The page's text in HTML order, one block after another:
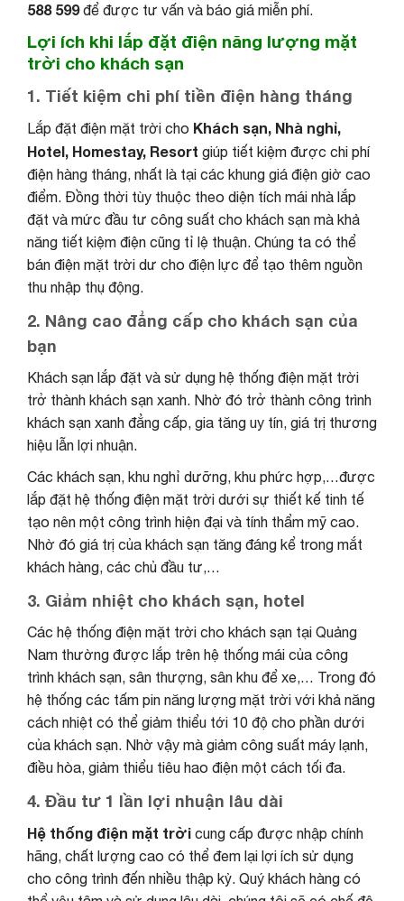
588 599để được tư vấn và báo giá miễn phí.
Lợi ích khi lắp đặt điện năng lượng mặt
trời cho khách sạn
1. Tiết kiệm chi phí tiền điện hàng tháng
Lắp đặt điện mặt trời cho Khách sạn, Nhà nghỉ,
Hotel, Homestay, Resort giúp tiết kiệm được chi phí
điện hàng tháng, nhất là tại các khung giá điện giờ cao
điểm. Đồng thời tùy thuộc theo diện tích mái nhà lắp
đặt và mức đầu tư công suất cho khách sạn mà khả
năng tiết kiệm điện cũng tỉ lệ thuận. Chúng ta có thể
bán điện mặt trời dư cho điện lực để tạo thêm nguồn
thu nhập thụ động.
2. Nâng cao đẳng cấp cho khách sạn của
bạn
Khách sạn lắp đặt và sử dụng hệ thống điện mặt trời
trở thành khách sạn xanh. Nhờ đó trở thành công trình
khách sạn xanh đẳng cấp, gia tăng uy tín, giá trị thương
hiệu lẫn lợi nhuận.
Các khách sạn, khu nghỉ dưỡng, khu phức hợp,…được
lắp đặt hệ thống điện mặt trời dưới sự thiết kế tinh tế
tạo nên một công trình hiện đại và tính thẩm mỹ cao.
Nhờ đó giá trị của khách sạn tăng đáng kể trong mắt
khách hàng, các chủ đầu tư,…
3. Giảm nhiệt cho khách sạn, hotel
Các hệ thống điện mặt trời cho khách sạn tại Quảng
Nam thường được lắp trên hệ thống mái của công
trình khách sạn, sân thượng, sân khu để xe,… Trong đó
hệ thống các tấm pin năng lượng mặt trời với khả năng
cách nhiệt có thể giảm thiểu tới 10 độ cho phần dưới
của khách sạn. Nhờ vậy mà giảm công suất máy lạnh,
điều hòa, giảm thiểu tiêu hao điện một cách tối đa.
4. Đầu tư 1 lần lợi nhuận lâu dài
Hệ thống điện mặt trời cung cấp được nhập chính
hãng, chất lượng cao có thể đem lại lợi ích sử dụng
cho công trình đến nhiều thập kỷ. Quý khách hàng có